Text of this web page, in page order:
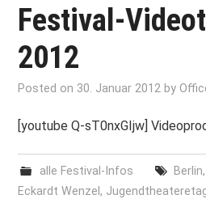
Festival-
2012
Posted on 30. Januar 2012 by
[youtube Q-sT0nxGIjw]
alle Festival-Infos Berlin,
Eckardt Wenzel,